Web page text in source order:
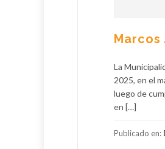
La
2025, en el
luego de
en […]
Publicado en: